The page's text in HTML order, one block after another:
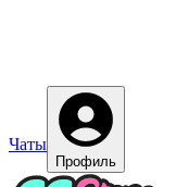
Чаты
Профиль